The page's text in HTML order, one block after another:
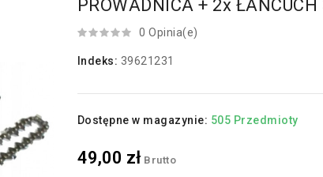
PROWADNICA + 2x
0 Opinia(e)
Indeks: 39621231
Dostępne w magazynie: 505 Przedmioty
49,00 zł Brutto